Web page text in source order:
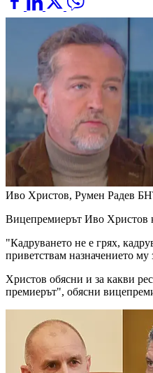
Иво Христов, Румен Радев
Вицепремиерът Иво Христов
"Кадруването не е грях,
приветствам назначението
Христов обясни и за какви
премиерът", обясни